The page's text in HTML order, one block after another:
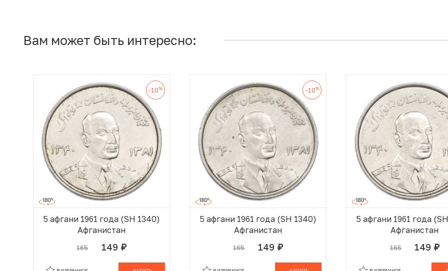
Вам может быть интересно:
-10%
5 афгани 1961 года (SH 1340)
Афганистан
165 149 руб.
-10%
5 афгани 1961 года (SH 1340)
Афганистан
165 149 руб.
5 афгани 1961 года
Афганистан
165 149 руб.